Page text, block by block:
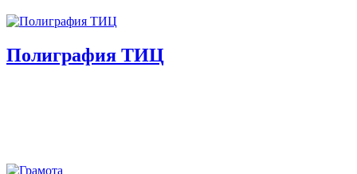
Полиграфия ТИЦ